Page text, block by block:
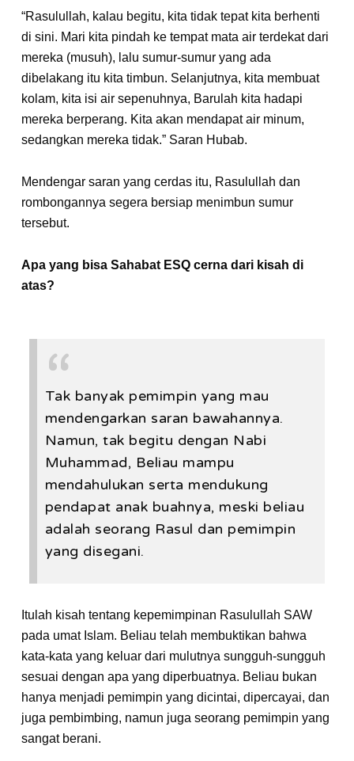
“Rasulullah, kalau begitu, kita tidak tepat kita berhenti
di sini. Mari kita pindah ke tempat mata air terdekat dari
mereka (musuh), lalu sumur-sumur yang ada
dibelakang itu kita timbun. Selanjutnya, kita membuat
kolam, kita isi air sepenuhnya, Barulah kita hadapi
mereka berperang. Kita akan mendapat air minum,
sedangkan mereka tidak.” Saran Hubab.
Mendengar saran yang cerdas itu, Rasulullah dan
rombongannya segera bersiap menimbun sumur
tersebut.
Apa yang bisa Sahabat ESQ cerna dari kisah di
atas?
Tak banyak pemimpin yang mau
mendengarkan saran bawahannya.
Namun, tak begitu dengan Nabi
Muhammad, Beliau mampu
mendahulukan serta mendukung
pendapat anak buahnya, meski beliau
adalah seorang Rasul dan pemimpin
yang disegani.
Itulah kisah tentang kepemimpinan Rasulullah SAW
pada umat Islam. Beliau telah membuktikan bahwa
kata-kata yang keluar dari mulutnya sungguh-sungguh
sesuai dengan apa yang diperbuatnya. Beliau bukan
hanya menjadi pemimpin yang dicintai, dipercayai, dan
juga pembimbing, namun juga seorang pemimpin yang
sangat berani.